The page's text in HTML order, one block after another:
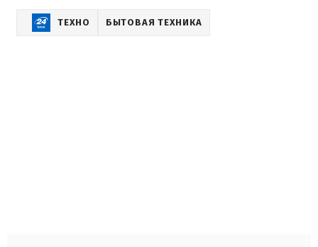
ТЕХНО БЫТОВАЯ ТЕХНИКА